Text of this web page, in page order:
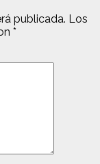
publicada. Los
*